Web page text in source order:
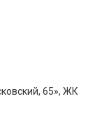
65», ЖК